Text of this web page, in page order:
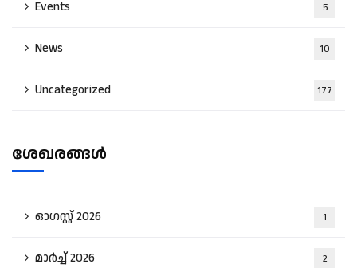
Events 5
News 10
Uncategorized 177
ശേഖരങ്ങൾ
ഓഗസ്റ്റ്‌ 2026 1
മാർച്ച്‌ 2026 2